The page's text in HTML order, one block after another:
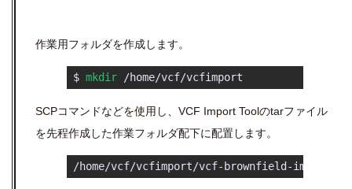
作業用フォルダを作成します。
$ mkdir /home/vcf/vcfimport
SCPコマンドなどを使用し、VCF Import Toolのtarファイル
を先程作成した作業フォルダ配下に配置します。
/home/vcf/vcfimport/vcf-brownfield-import-